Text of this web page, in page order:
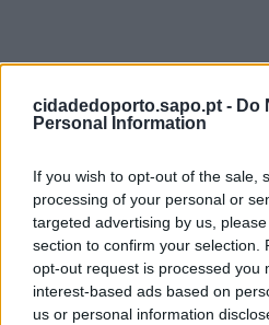
cidadedoporto.sapo.pt - Do
Personal Information
If you wish to opt-out of the sale,
processing of your personal or
targeted advertising by us,
section to confirm your selection.
opt-out request is processed you
interest-based ads based on
us or personal information
Últimas Notícias